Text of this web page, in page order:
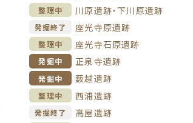
整理中 川原遺跡・下川原遺跡
発掘終了 座光寺原遺跡
整理中 座光寺石原遺跡
発掘中 正泉寺遺跡
発掘中 薮越遺跡
整理中 西浦遺跡
発掘終了 高屋遺跡